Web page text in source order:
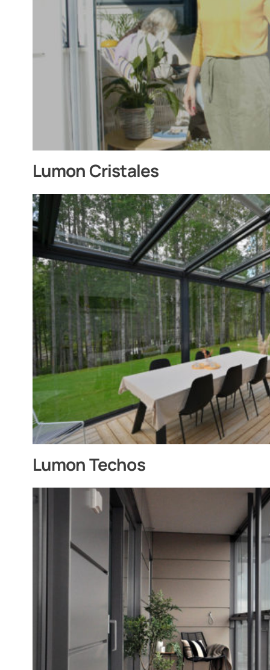
Tienda Online
PIDE ASESORAMIENTO AQUÍ
Lumon Cristales
Lumon Techos